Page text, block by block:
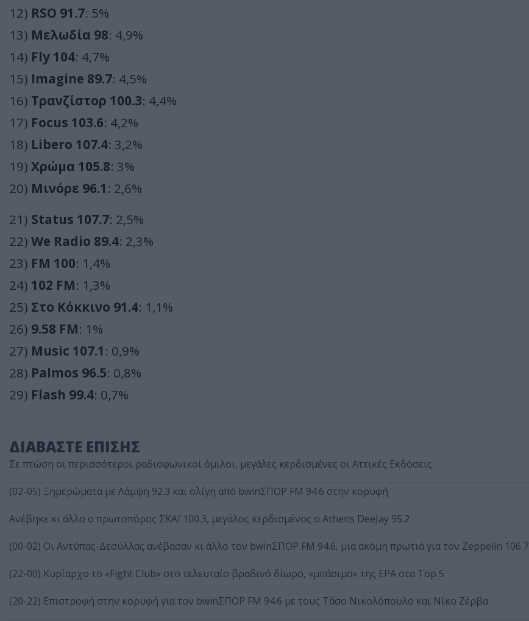
12) RSO 91.7: 5%
13) Μελωδία 98: 4,9%
14) Fly 104: 4,7%
15) Imagine 89.7: 4,5%
16) Τρανζίστορ 100.3: 4,4%
17) Focus 103.6: 4,2%
18) Libero 107.4: 3,2%
19) Χρώμα 105.8: 3%
20) Μινόρε 96.1 : 2,6%
21) Status 107.7: 2,5%
22) We Radio 89.4: 2,3%
23) FM 100: 1,4%
24) 102 FM: 1,3%
25) Στο Κόκκινο 91.4: 1,1%
26) 9.58 FM: 1%
27) Music 107.1 : 0,9%
28) Palmos 96.5: 0,8%
29) Flash 99.4: 0,7%
ΔΙΑΒΑΣΤΕ ΕΠΙΣΗΣ
Σε πτώση οι περισσότεροι ραδιοφωνικοί όμιλοι, μεγάλες κερδισμένες οι Αττικές Εκδόσεις
(02-05) Ξημερώματα με Λάμψη 92.3 και ολίγη από bwinΣΠΟΡ FM 94.6 στην κορυφή
Ανέβηκε κι άλλο ο πρωτοπόρος ΣΚΑΪ 100.3, μεγάλος κερδισμένος ο Athens DeeJay 95.2
(00-02) Οι Αντύπας-Δεσύλλας ανέβασαν κι άλλο τον bwinΣΠΟΡ FM 94.6, μια ακόμη πρωτιά για τον Zeppelin 106.7
(22-00) Κυρίαρχο το «Fight Club» στο τελευταίο βραδινό δίωρο, «μπάσιμο» της ΕΡΑ στα Top 5
(20-22) Επιστροφή στην κορυφή για τον bwinΣΠΟΡ FM 94.6 με τους Τάσο Νικολόπουλο και Νίκο Ζέρβα